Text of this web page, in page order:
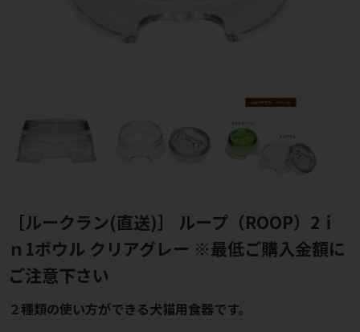
［ルークラン(直送)］ ループ（ROOP）2ｉ
ｎ1ボウル クリアグレー ※最低ご購入金額に
ご注意下さい
２種類の使い方ができる犬猫用食器です。